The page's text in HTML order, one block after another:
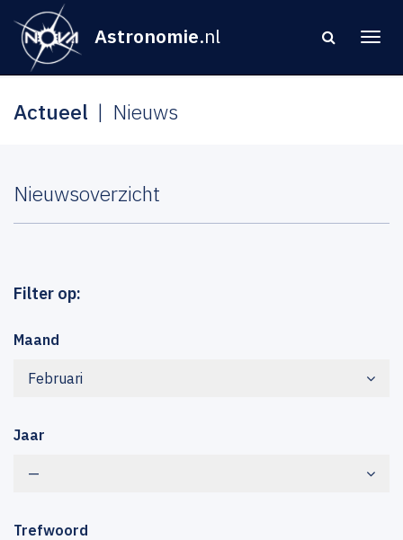
Astronomie.nl
Actueel Nieuws
Nieuwsoverzicht
Filter op:
Maand
Februari
Jaar
—
Trefwoord